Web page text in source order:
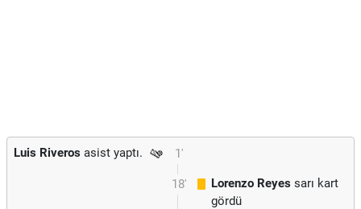
1'
Luis Riveros asist yaptı.
18' Lorenzo Reyes sarı kart
gördü